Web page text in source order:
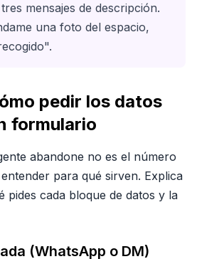
mensajes de descripción.
una foto del espacio,
pedir los datos
formulario
abandone no es el número
para qué sirven. Explica
pides cada bloque de datos y la
(WhatsApp o DM)